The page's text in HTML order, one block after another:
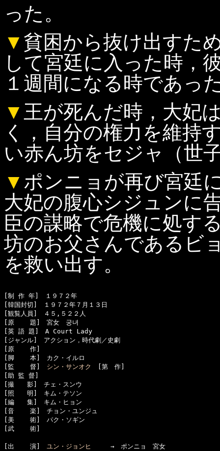
った。
▼ 貧困から抜け出すた
して宮廷に入った時，
１週間になる時であっ
▼王が死んだ時，大妃
く，自分の権力を維持
い赤ん坊をセジャ（世
▼ ポンニョが再び宮廷
大妃の腹心シジュンに
臣の謀略で危機に処す
坊のお父さんであるビ
を救い出す。
[制 作 年]　１９７２年
[韓国封切]　１９７２年７月１３日
[観覧人員]　４５,５２２人
[原    題]　宮女　궁녀
[英 語 題]　A Court Lady
[ジャンル]　アクション，時代劇／史劇
[原    作]
[脚    本]　カク・イルロ
[監    督] シン・サンオク
[第　作]
[助 監 督]
[撮　　影]　チェ・スンウ
[照　　明]　キム・テソン
[編　　集]　キム・ヒョン
[音    楽]　チョン・ユンジュ
[美    術]　パク・ソギン
[武    術]
[出    演] ユン・ジョンヒ
→　ポンニョ　宮女